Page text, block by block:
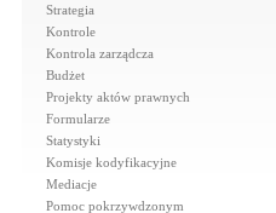
Strategia
Kontrole
Kontrola zarządcza
Budżet
Projekty aktów prawnych
Formularze
Statystyki
Komisje kodyfikacyjne
Mediacje
Pomoc pokrzywdzonym